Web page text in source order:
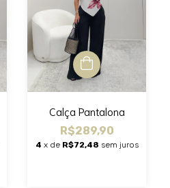
Calça Pantalona
R$289,90
4 x de R$72,48 sem juros